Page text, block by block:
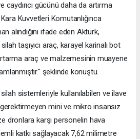
caydırıcı gücünü daha da artırma
Kuvvetleri Komutanlığınca
alındığını ifade eden Aktürk,
taşıyıcı araç, karayel karinalı bot
araç ve malzemesinin muayene
şeklinde konuştu.
sistemleriyle kullanılabilen ve ilave
mini ve mikro insansız
dronlara karşı personelin hava
katkı sağlayacak 7,62 milimetre